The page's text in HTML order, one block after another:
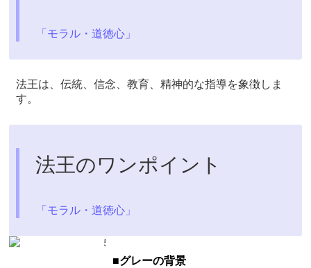
「モラル・道徳心」
法王は、伝統、信念、教育、精神的な指導を象徴しま
す。
法王のワンポイント
「モラル・道徳心」
■グレーの背景